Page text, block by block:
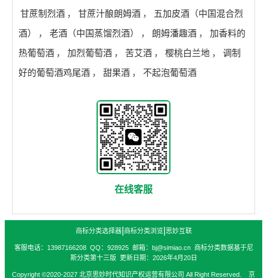
甘蔗制烈酒 ， 甘蔗汁酿朗姆酒 ，
五加皮酒（中国混合烈
酒）
， 老酒（中国蒸馏烈酒） ， 朗姆潘趣酒 ，
加香料的
热葡萄酒 ， 加烈葡萄酒 ， 苦艾酒 ， 樱桃白兰地 ，
调制
好的葡萄酒鸡尾酒 ， 甜果酒 ， 不起泡葡萄酒
在线客服
商标分类选择器| 商标分类浏览| 思妙互联
客服电话：13987166208 QQ：928925 邮箱：bj@simiao.cn 商标分类数据基于尼
斯分类第十三版 更新日期：2026年4月20日
Copyright ©2020-2027 北京思妙时代知识产权运营有限公司 All Right Reserved. 京